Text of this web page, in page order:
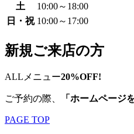
土
10:00～18:00
日・祝 10:00～17:00
新規ご来店の方
ALLメニュー20%OFF!
ご予約の際、 「ホームページ
PAGE TOP